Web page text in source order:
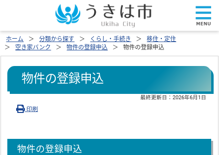
ホーム 分類から探す くらし・手続き
移住・定住
空き家バンク
物件の登録申込 物件の登録申込
物件の登録申込
最終更新日：2026年6月1日
印刷
物件の登録申込